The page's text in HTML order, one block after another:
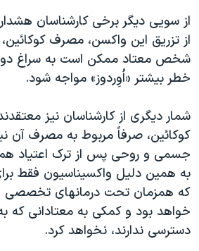
از سویی دیگر برخی کارشناسان
از تزریق این واکسن، مصرف کوکائین،
شخص معتاد ممکن است به سراغ
خطر بیشتر «اُوِردوز» مواجه شود.
شمار دیگری از کارشناسان نیز
کوکائین، صرفاً مربوط به مصرف
جسمی و روحی پس از ترک اعتیاد هم
به همین دلیل واکسیناسیون فقط
که همزمان تحت درمانهای تخصصی
خواهد بود و کمکی به معتادانی که
دسترسی ندارند، نخواهد کرد.